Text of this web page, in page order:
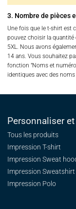
3. Nombre de pièces
Une fois que le t-shirt est
pouvez choisir la quantité
5XL. Nous avons
14 ans. Vous souhaitez
fonction "Noms et
identiques avec des
Personnaliser
Tous les produits
Impression T-shirt
Impression Sweat
Impression Sweatshirt
Impression Polo